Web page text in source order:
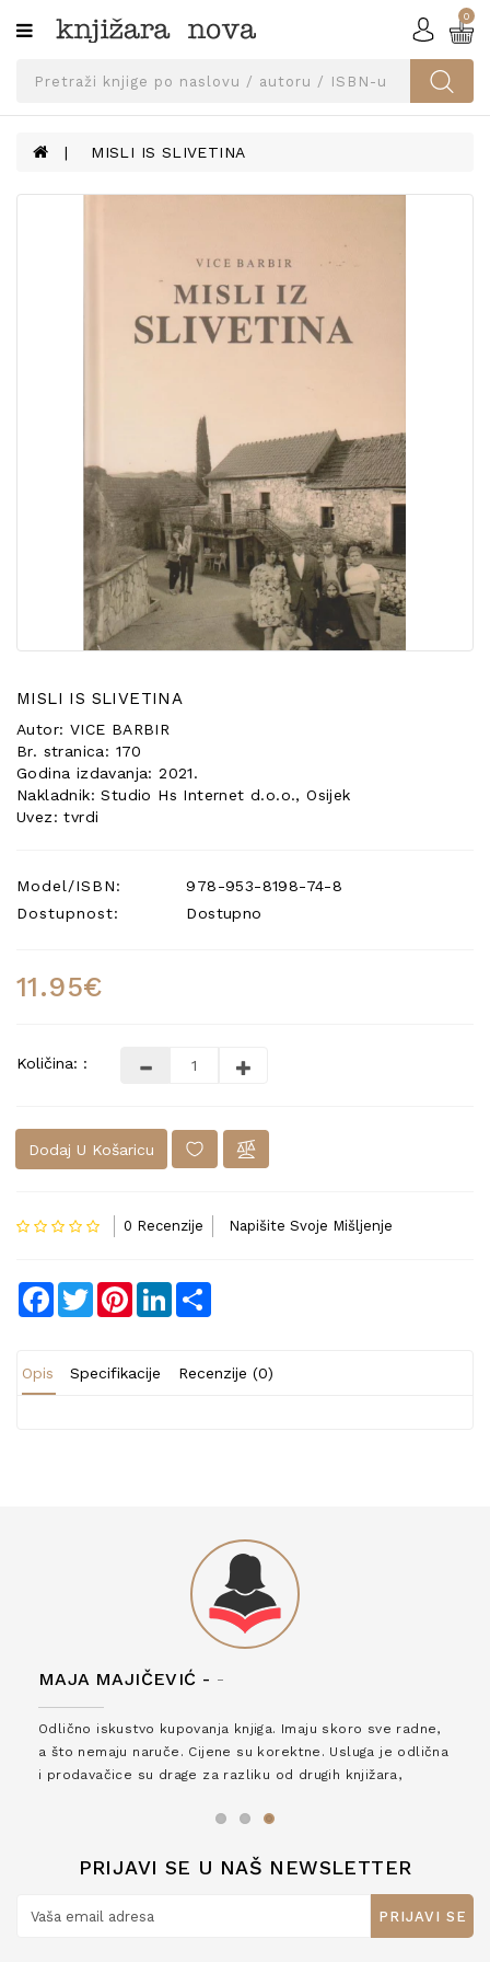
Kategorije
SVEUČILIŠNA
UDŽBENICI
KNJIGE
0
MISLI IS SLIVETINA
MISLI IS SLIVETINA
Autor: VICE BARBIR
Br. stranica: 170
Godina izdavanja: 2021.
Nakladnik: Studio Hs Internet d.o.o., Osijek
Uvez: tvrdi
Model/ISBN:
978-953-8198-74-8
Dostupnost:
Dostupno
11.95€
Količina: :
Dodaj U Košaricu
0 Recenzije Napišite Svoje Mišljenje
Facebook
TwitterPinterestLinkedIn
Opis Specifikacije Recenzije (0)
MAJA MAJIČEVIĆ - -
Odlično iskustvo kupovanja knjiga. Imaju skoro sve radne,
a što nemaju naruče. Cijene su korektne. Usluga je odlična
i prodavačice su drage za razliku od drugih knjižara,
PRIJAVI SE U NAŠ NEWSLETTER
PRIJAVI SE